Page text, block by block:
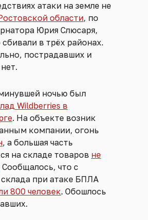
атаки на земле не
области, по
Юрия Слюсаря,
в трёх районах.
пострадавших и
ночью был
Wildberries в
. На объекте возник
компании, огонь
, а большая часть
на складе товаров не
Сообщалось, что с
при атаке БПЛА
800 человек. Обошлось